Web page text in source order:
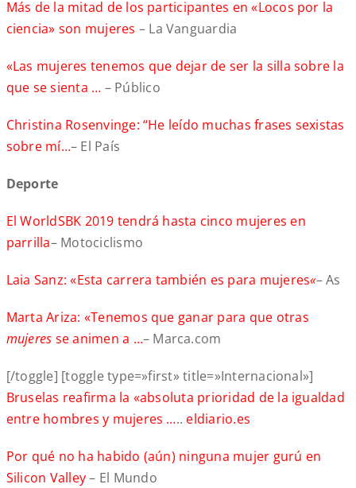
Más de la mitad de los participantes en «Locos por la
ciencia» son mujeres – La Vanguardia
«Las mujeres tenemos que dejar de ser la silla sobre la
que se sienta … – Público
Christina Rosenvinge: “He leído muchas frases sexistas
sobre mí…– El País
Deporte
El WorldSBK 2019 tendrá hasta cinco mujeres en
parrilla– Motociclismo
Laia Sanz: «Esta carrera también es para mujeres«– As
Marta Ariza: «Tenemos que ganar para que otras
mujeres se animen a …– Marca.com
[/toggle] [toggle type=»first» title=»Internacional»]
Bruselas reafirma la «absoluta prioridad de la igualdad
entre hombres y mujeres ….. eldiario.es
Por qué no ha habido (aún) ninguna mujer gurú en
Silicon Valley– El Mundo